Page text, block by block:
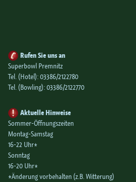
Rufen Sie uns an
Superbowl Premnitz
Tel. (Hotel):03386/2122780
Tel. (Bowling):03386/2122770
Aktuelle Hinweise
Sommer-Öffnungszeiten
Montag-Samstag
16-22 Uhr*
Sonntag
16-20 Uhr*
*Änderung vorbehalten (z.B. Witterung)